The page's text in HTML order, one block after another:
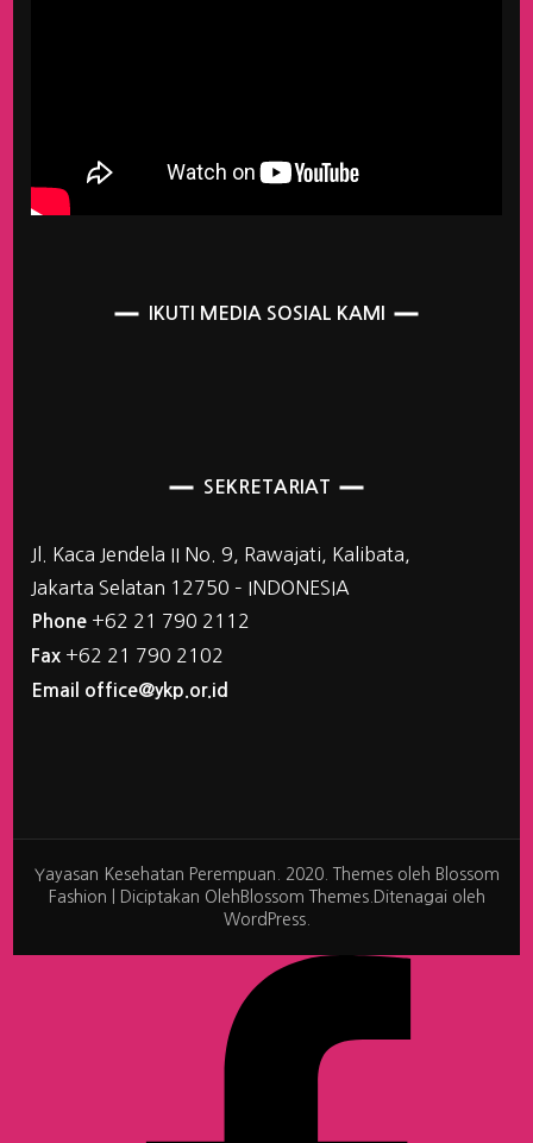
IKUTI MEDIA SOSIAL KAMI
SEKRETARIAT
Jl. Kaca Jendela II No. 9, Rawajati, Kalibata,
Jakarta Selatan 12750 – INDONESIA
Phone +62 21 790 2112
Fax +62 21 790 2102
Email office@ykp.or.id
Yayasan Kesehatan Perempuan. 2020. Themes oleh Blossom
Fashion | Diciptakan Oleh Blossom Themes.Ditenagai oleh
WordPress.